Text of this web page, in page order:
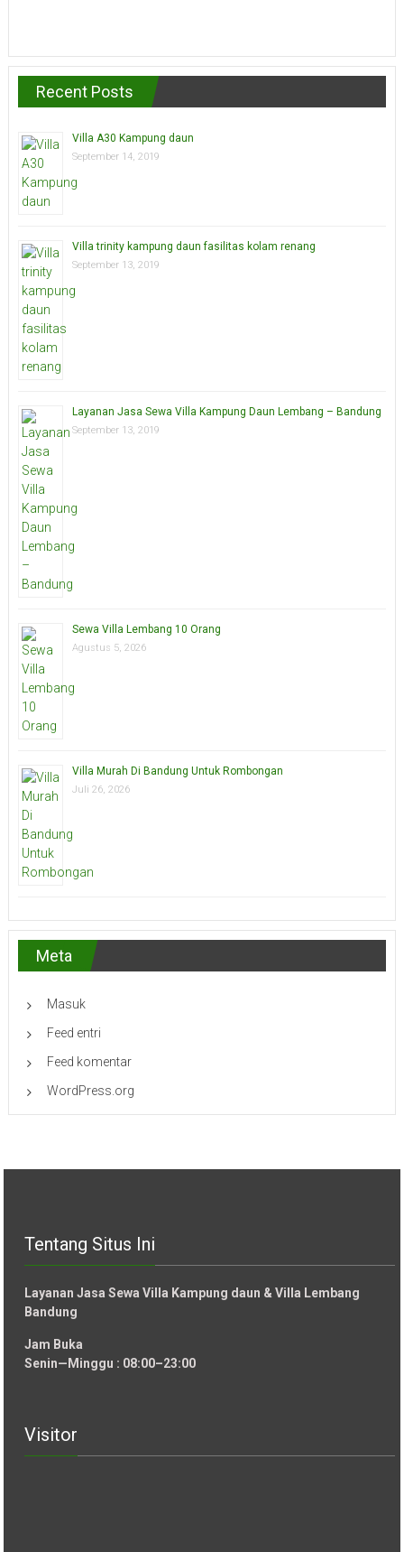
Recent Posts
Villa A30 Kampung daun
September 14, 2019
Villa trinity kampung daun fasilitas kolam renang
September 13, 2019
Layanan Jasa Sewa Villa Kampung Daun Lembang – Bandung
September 13, 2019
Sewa Villa Lembang 10 Orang
Agustus 5, 2026
Villa Murah Di Bandung Untuk Rombongan
Juli 26, 2026
Meta
Masuk
Feed entri
Feed komentar
WordPress.org
Tentang Situs Ini
Layanan Jasa Sewa Villa Kampung daun & Villa Lembang
Bandung
Jam Buka
Senin—Minggu : 08:00–23:00
Visitor